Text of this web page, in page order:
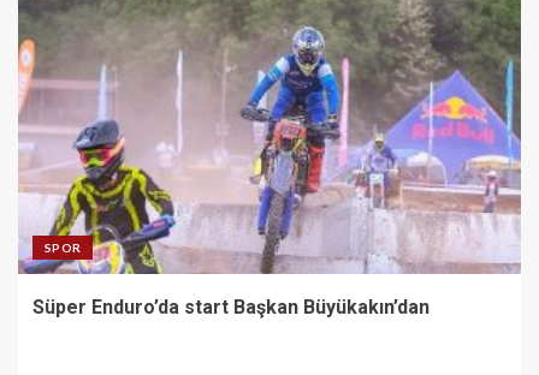
SPOR
Süper Enduro’da start Başkan Büyükakın’dan